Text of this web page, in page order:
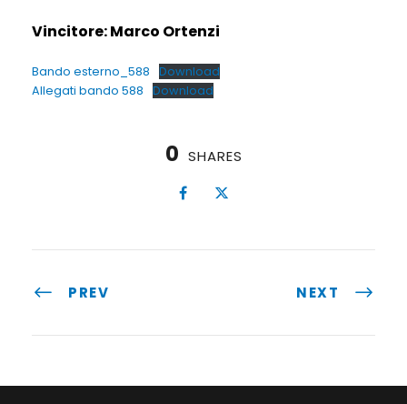
Vincitore: Marco Ortenzi
Bando esterno_588
Download
Allegati bando 588
Download
0 SHARES
PREV NEXT